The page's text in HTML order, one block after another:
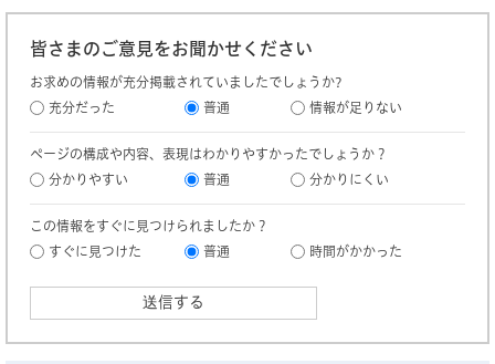
皆さまのご意見をお聞かせください
お求めの情報が充分掲載されていましたでしょうか?
充分だった
普通 情報が足りない
ページの構成や内容、表現はわかりやすかったでしょうか？
分かりやすい
普通 分かりにくい
この情報をすぐに見つけられましたか？
すぐに見つけた
普通 時間がかかった